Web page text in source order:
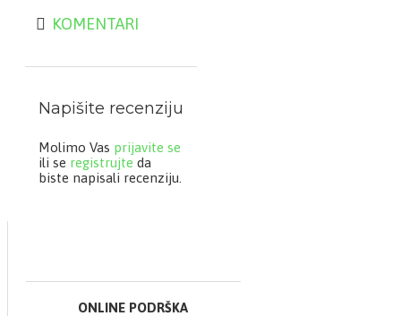
KOMENTARI
Napišite recenziju
Molimo Vas prijavite se
ili se registrujte da
biste napisali recenziju.
ONLINE PODRŠKA